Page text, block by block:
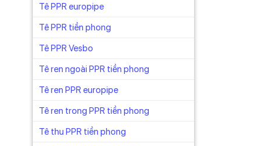
Tê PPR europipe
Tê PPR tiền phong
Tê PPR Vesbo
Tê ren ngoài PPR tiền phong
Tê ren PPR europipe
Tê ren trong PPR tiền phong
Tê thu PPR tiền phong